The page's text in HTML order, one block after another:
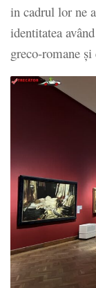
in cadrul lor ne
identitatea
greco-romane